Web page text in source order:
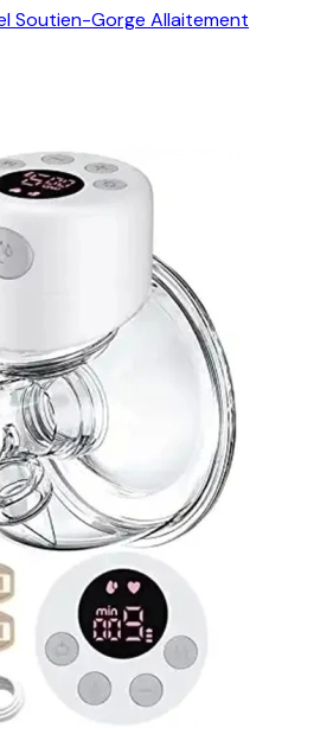
Soutien-Gorge Allaitement